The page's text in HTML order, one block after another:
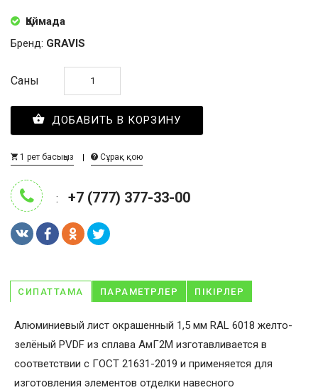
Қоймада
Бренд: GRAVIS
Саны
ДОБАВИТЬ В КОРЗИНУ
1 рет басыңыз Сұрақ қою
: +7 (777) 377-33-00
СИПАТТАМА ПАРАМЕТРЛЕР ПІКІРЛЕР
Алюминиевый лист окрашенный 1,5 мм RAL 6018 желто-
зелёный PVDF из сплава АмГ2М изготавливается в
соответствии с ГОСТ 21631-2019 и применяется для
изготовления элементов отделки навесного